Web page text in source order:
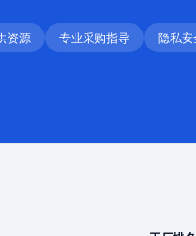
资源 专业采购指导 隐私安